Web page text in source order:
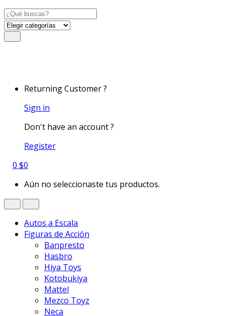
Search
for:
Returning Customer ?
Sign in
Don't have an account ?
Register
0 $0
Aún no seleccionaste tus productos.
Autos a Escala
Figuras de Acción
Banpresto
Hasbro
Hiya Toys
Kotobukiya
Mattel
Mezco Toyz
Neca